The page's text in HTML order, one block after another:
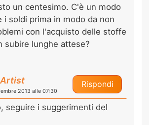
un centesimo. C'è un modo
i soldi prima in modo da non
con l'acquisto delle stoffe
subire lunghe attese?
Rispondi
2013 alle 07:30
seguire i suggerimenti del